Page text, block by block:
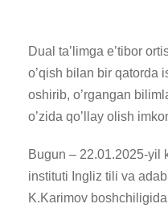
Dual ta’limga e’tibor
o’qish bilan bir qatorda
oshirib, o’rgangan
o’zida qo’llay olish
Bugun – 22.01.2025-yil
instituti Ingliz tili va
K.Karimov